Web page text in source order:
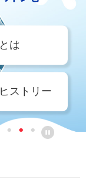
菌とは
ストリー